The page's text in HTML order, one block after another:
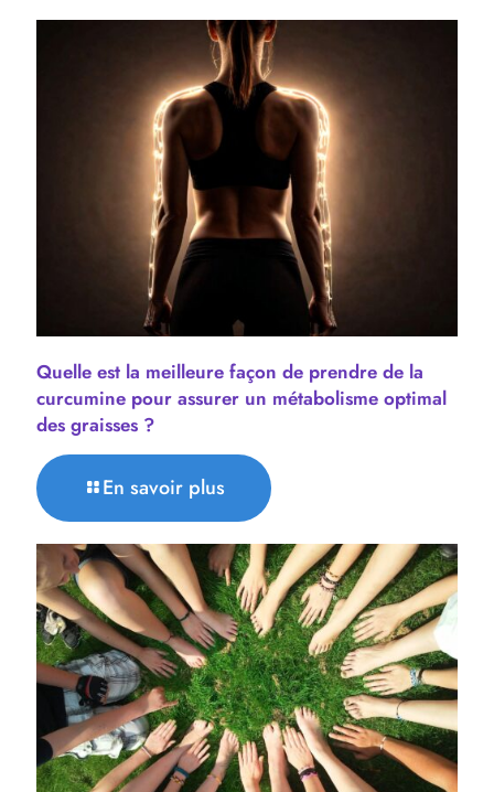
Quelle est la meilleure façon de prendre de la
curcumine pour assurer un métabolisme optimal
des graisses ?
En savoir plus